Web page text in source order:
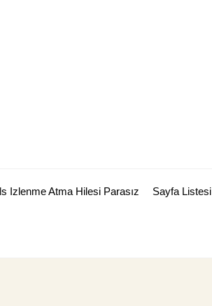
Izlenme Atma Hilesi Parasız Sayfa Listesi